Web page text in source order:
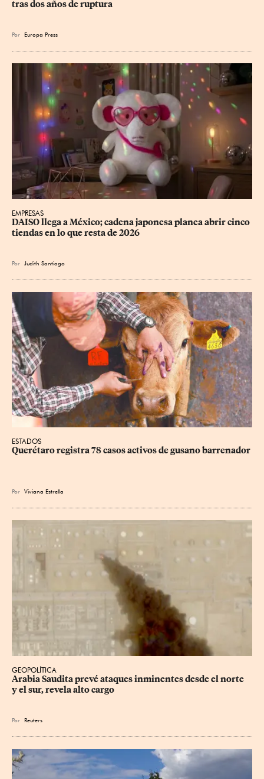
tras dos años de ruptura
Por Europa Press
EMPRESAS
DAISO llega a México; cadena japonesa planea abrir cinco
tiendas en lo que resta de 2026
Por Judith Santiago
ESTADOS
Querétaro registra 78 casos activos de gusano barrenador
Por Viviana Estrella
GEOPOLÍTICA
Arabia Saudita prevé ataques inminentes desde el norte
y el sur, revela alto cargo
Por Reuters